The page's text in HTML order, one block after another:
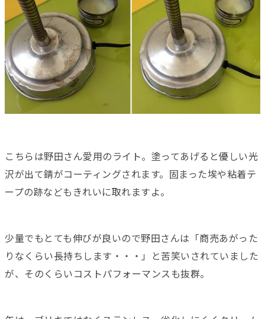
こちらは野田さん愛用のライト。塗ってあげると優しい光
沢が出て錆がコーティングされます。固まった埃や粘着テ
ープの跡などもきれいに取れますよ。
少量でもとても伸びが良いので野田さんは「商売あがった
りなくらい長持ちします・・・」と苦笑いされていました
が、そのくらいコストパフォーマンスも抜群。